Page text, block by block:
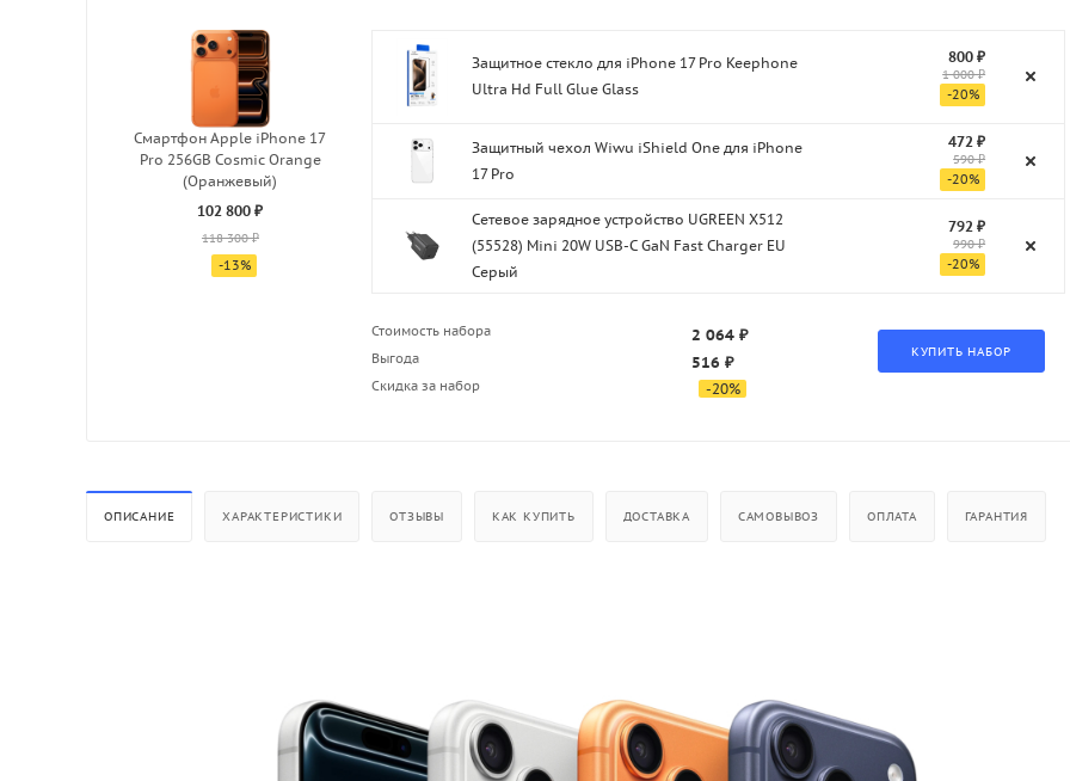
Смартфон Apple iPhone 17
Pro 256GB Cosmic Orange
(Оранжевый)
102 800 ₽
118 300 ₽
-13%
Защитное стекло для iPhone 17 Pro Keephone
Ultra Hd Full Glue Glass
800 ₽
1 000 ₽
-20%
Защитный чехол Wiwu iShield One для iPhone
17 Pro
472 ₽
590 ₽
-20%
Сетевое зарядное устройство UGREEN X512
(55528) Mini 20W USB-C GaN Fast Charger EU
Серый
792 ₽
990 ₽
-20%
Стоимость набора 2 064 ₽
Выгода 516 ₽
Скидка за набор -20%
ОПИСАНИЕ ХАРАКТЕРИСТИКИ ОТЗЫВЫ КАК КУПИТЬ ДОСТАВКА САМОВЫВОЗ ОПЛАТА ГАРАНТИЯ